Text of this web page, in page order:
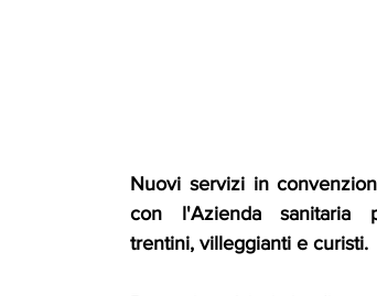
Nuovi servizi in
con l'Azienda sanitaria
trentini, villeggianti e curisti.